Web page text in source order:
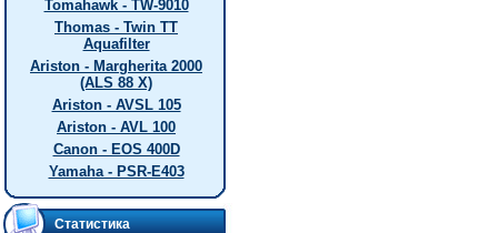
Tomahawk - TW-9010
Thomas - Twin TT
Aquafilter
Ariston - Margherita 2000
(ALS 88 X)
Ariston - AVSL 105
Ariston - AVL 100
Canon - EOS 400D
Yamaha - PSR-E403
Статистика